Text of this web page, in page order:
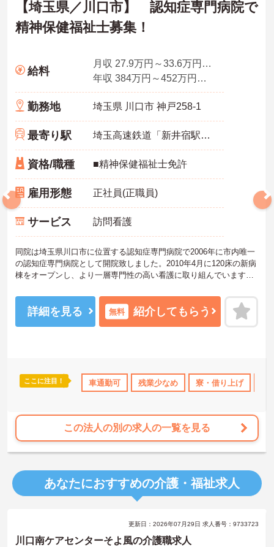
借り上げ 託児所・育児補助 年間休日110日以上 資格取得サポ
【埼玉県／川口市】 認知症専門病院で
精神保健福祉士募集！
給料
月収 27.9万円～33.6万円程度（諸手当込）
年収 384万円～452万円程度（諸手当込）
勤務地 埼玉県 川口市 神戸258-1
最寄り駅 埼玉高速鉄道「新井宿駅」バス・車5分
資格/職種 ■精神保健福祉士免許
雇用形態 正社員(正職員)
サービス 訪問看護
同院は埼玉県川口市に位置する認知症専門病院で2006年に市内唯一
の認知症専門病院として開院致しました。2010年4月に120床の新病
棟をオープンし、より一層専門性の高い看護に取り組んでいます。
ビスなども行っており、幅広い看護が学べる充実した環境がありま
す。福利厚生の面では、世帯向けに借上住宅制度／単身者には住宅
支援制度を用意するなど、住宅手当や住宅補助制度も充実していま
詳細を見る 無料 紹介してもらう
ここに注目！ 車通勤可 残業少なめ 寮・借り上げ
この法人の別の求人の一覧を見る
あなたにおすすめの介護・福祉求人
更新日：2026年07月29日 求人番号：9733723
川口南ケアセンターそよ風の介護職求人